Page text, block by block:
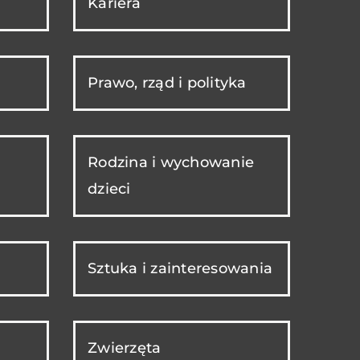
Prawo, rząd i polityka
Rodzina i wychowanie
dzieci
Sztuka i zainteresowania
Zwierzęta